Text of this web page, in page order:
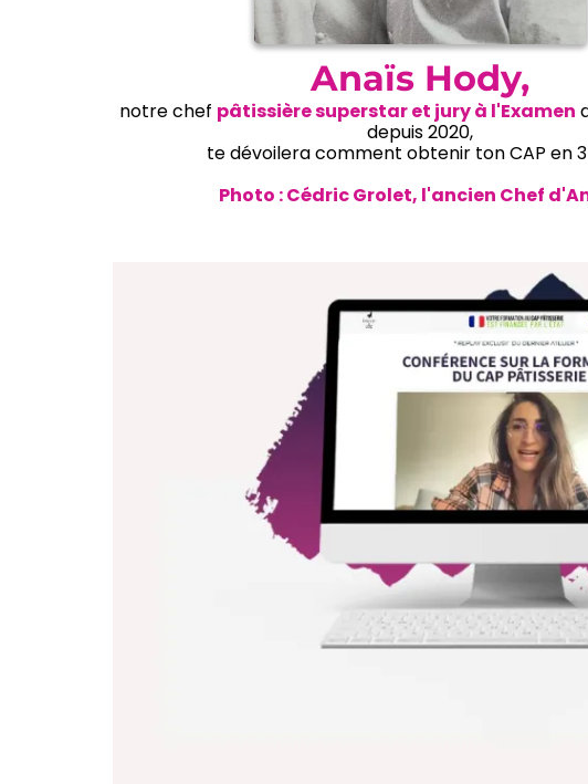
Anaïs Hody,
notre chef pâtissière superstar et jury à l'Examen
depuis 2020,
te dévoilera comment obtenir ton CAP en
Photo : Cédric Grolet, l'ancien Chef